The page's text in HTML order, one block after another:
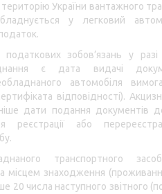
України вантажного
у легковий
зобов’язань у разі
є дата видачі
автомобіля
відповідності).
дати подання документів
або
транспортного
місцем знаходження
20 числа наступного звітного